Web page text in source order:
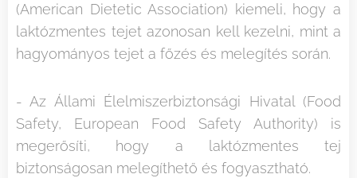
(American Dietetic Association) kiemeli, hogy a
laktózmentes tejet azonosan kell kezelni, mint a
hagyományos tejet a főzés és melegítés során.
- Az Állami Élelmiszerbiztonsági Hivatal (Food
Safety, European Food Safety Authority) is
megerősíti, hogy a laktózmentes tej
biztonságosan melegíthető és fogyasztható.